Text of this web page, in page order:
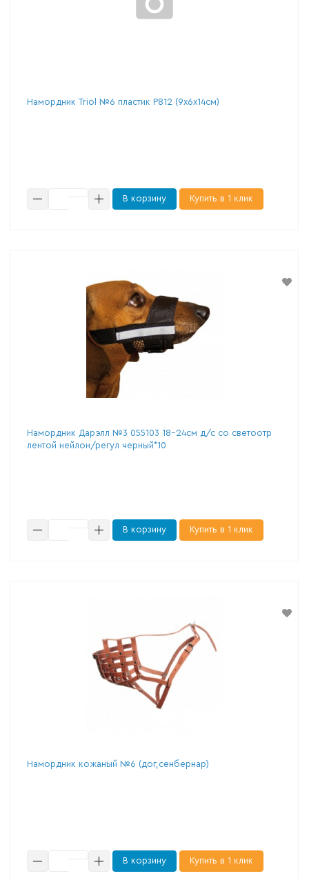
Намордник Triol №6 пластик Р812 (9х6х14см)
В корзину Купить в 1 клик
Намордник Дарэлл №3 055103 18-24см д/с со светоотр
лентой нейлон/регул черный*10
В корзину Купить в 1 клик
Намордник кожаный №6 (дог,сенбернар)
В корзину Купить в 1 клик